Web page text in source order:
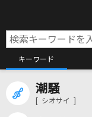
キーワード
潮騒
[ シオサイ ]